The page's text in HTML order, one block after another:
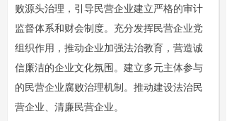
败源头治理，引导民营企业建立严格的审计
监督体系和财会制度。充分发挥民营企业党
组织作用，推动企业加强法治教育，营造诚
信廉洁的企业文化氛围。建立多元主体参与
的民营企业腐败治理机制。推动建设法治民
营企业、清廉民营企业。